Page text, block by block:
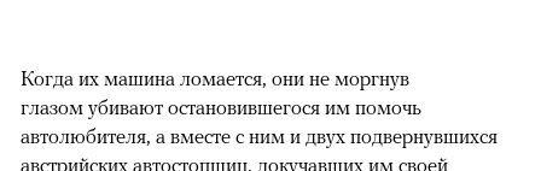
Когда их машина ломается, они не моргнув
глазом убивают остановившегося им помочь
автолюбителя, а вместе с ним и двух подвернувшихся
австрийских автостопщиц, докучавших им своей